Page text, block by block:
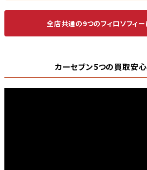
全店共通の9つのフィロソフィー
カーセブン5つの買取安